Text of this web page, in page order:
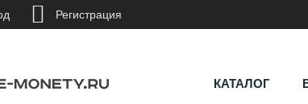
КАТАЛОГ
Регистрация